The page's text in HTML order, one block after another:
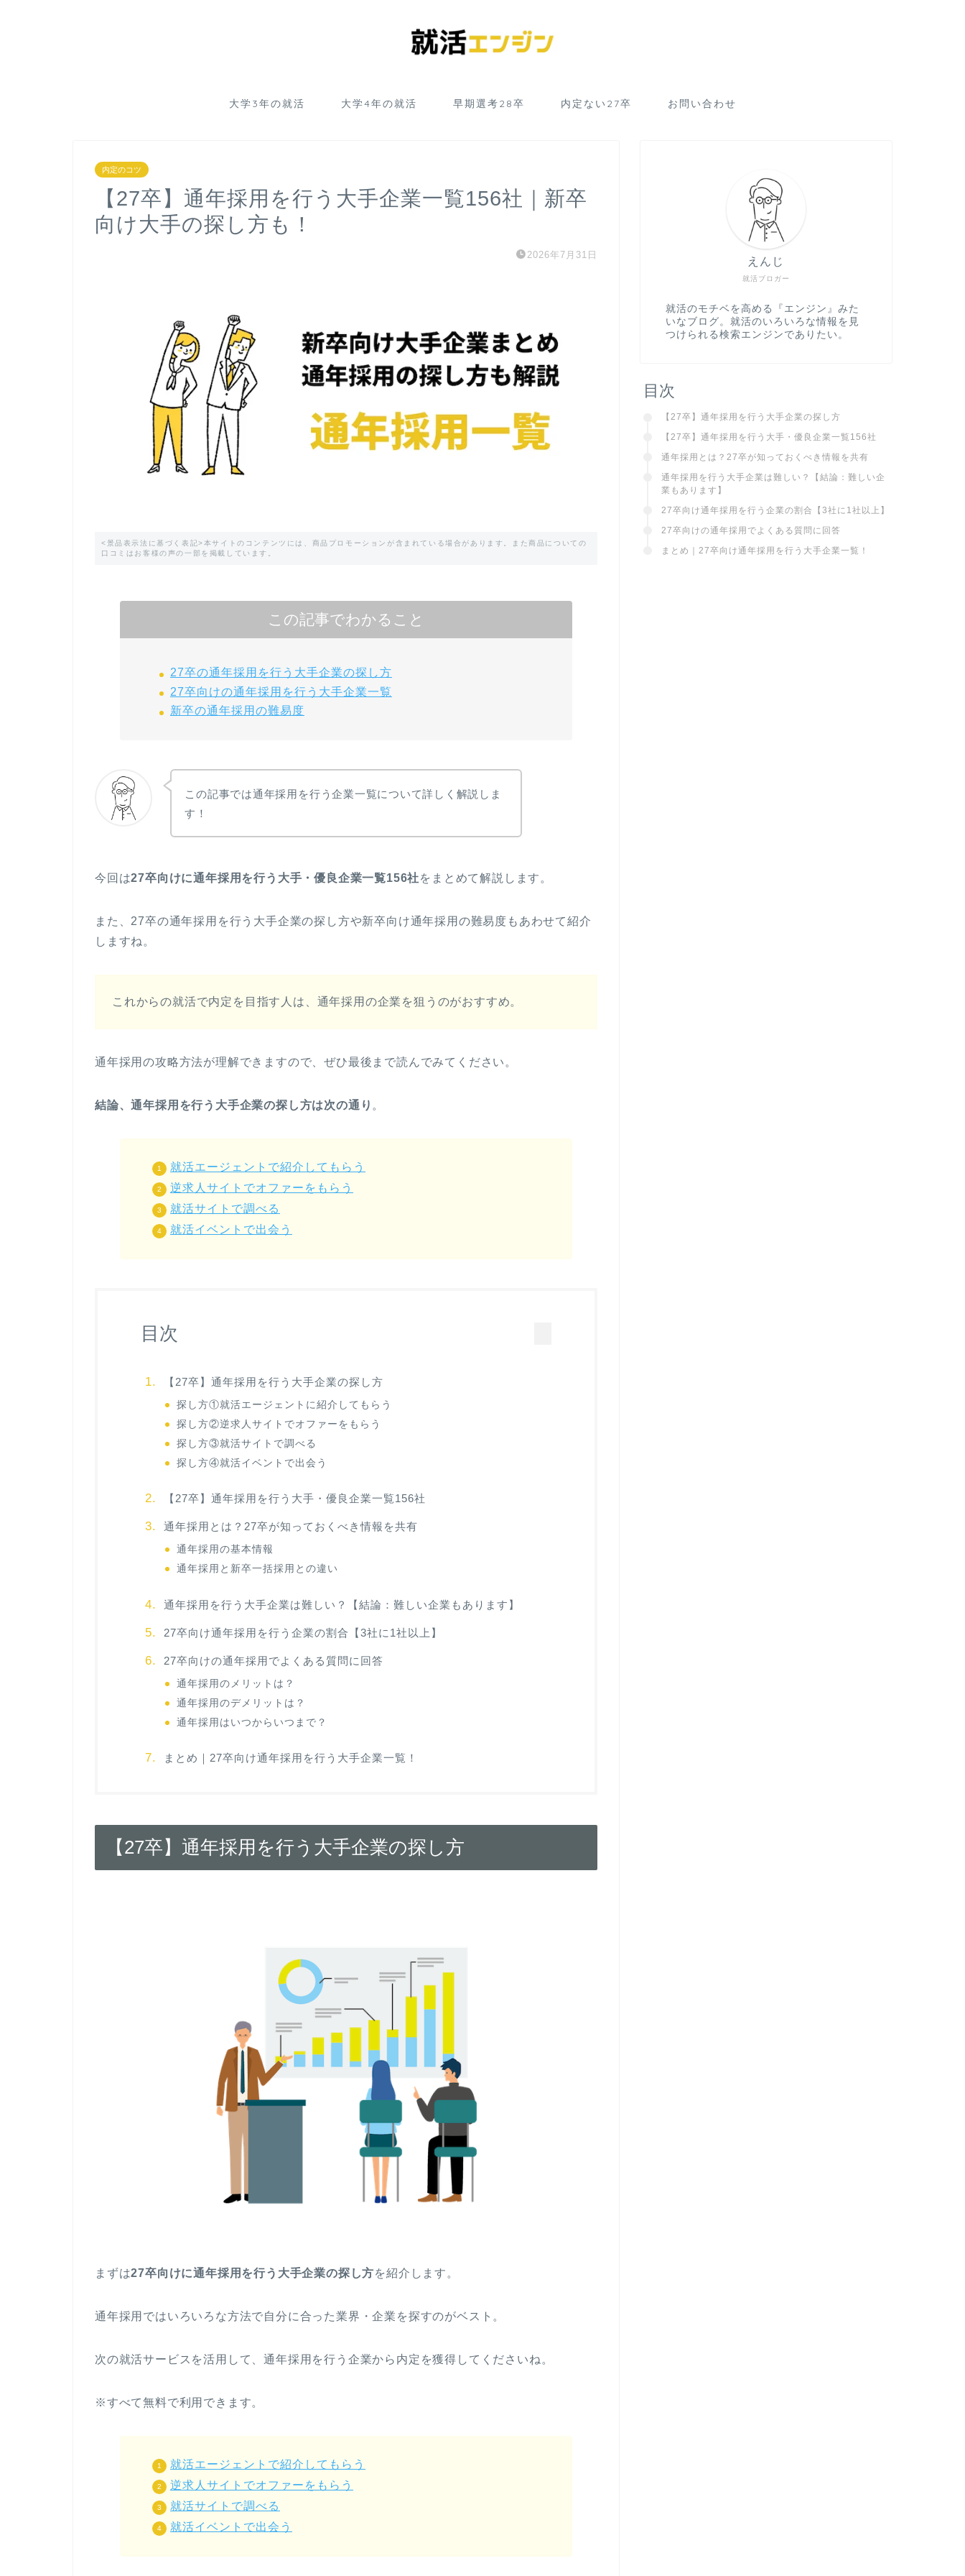
大学3年の就活 大学4年の就活 早期選考28卒 内定ない27卒 お問い合わせ
内定のコツ
【27卒】通年採用を行う大手企業一覧156社｜新卒
向け大手の探し方も！
2026年7月31日
<景品表示法に基づく表記>本サイトのコンテンツには、商品プロモーションが含まれている場合があります。また商品についての
口コミはお客様の声の一部を掲載しています。
この記事でわかること
27卒の通年採用を行う大手企業の探し方
27卒向けの通年採用を行う大手企業一覧
新卒の通年採用の難易度
この記事では通年採用を行う企業一覧について詳しく解説しま
す！
今回は27卒向けに通年採用を行う大手・優良企業一覧156社をまとめて解説します。
また、27卒の通年採用を行う大手企業の探し方や新卒向け通年採用の難易度もあわせて紹介
しますね。
これからの就活で内定を目指す人は、通年採用の企業を狙うのがおすすめ。
通年採用の攻略方法が理解できますので、ぜひ最後まで読んでみてください。
結論、通年採用を行う大手企業の探し方は次の通り 。
就活エージェントで紹介してもらう
逆求人サイトでオファーをもらう
就活サイトで調べる
就活イベントで出会う
目次
【27卒】通年採用を行う大手企業の探し方
探し方①就活エージェントに紹介してもらう
探し方②逆求人サイトでオファーをもらう
探し方③就活サイトで調べる
探し方④就活イベントで出会う
【27卒】通年採用を行う大手・優良企業一覧156社
通年採用とは？27卒が知っておくべき情報を共有
通年採用の基本情報
通年採用と新卒一括採用との違い
通年採用を行う大手企業は難しい？【結論：難しい企業もあります】
27卒向け通年採用を行う企業の割合【3社に1社以上】
27卒向けの通年採用でよくある質問に回答
通年採用のメリットは？
通年採用のデメリットは？
通年採用はいつからいつまで？
まとめ｜27卒向け通年採用を行う大手企業一覧！
【27卒】通年採用を行う大手企業の探し方
まずは27卒向けに通年採用を行う大手企業の探し方を紹介します。
通年採用ではいろいろな方法で自分に合った業界・企業を探すのがベスト。
次の就活サービスを活用して、通年採用を行う企業から内定を獲得してくださいね。
※すべて無料で利用できます。
就活エージェントで紹介してもらう
逆求人サイトでオファーをもらう
就活サイトで調べる
就活イベントで出会う
就活ブロガー
えんじ
就活のモチベを高める『エンジン』みた
いなブログ。就活のいろいろな情報を見
つけられる検索エンジンでありたい。
目次
【27卒】通年採用を行う大手企業の探し方
【27卒】通年採用を行う大手・優良企業一覧156社
通年採用とは？27卒が知っておくべき情報を共有
通年採用を行う大手企業は難しい？【結論：難しい企
業もあります】
27卒向け通年採用を行う企業の割合【3社に1社以上】
27卒向けの通年採用でよくある質問に回答
まとめ｜27卒向け通年採用を行う大手企業一覧！